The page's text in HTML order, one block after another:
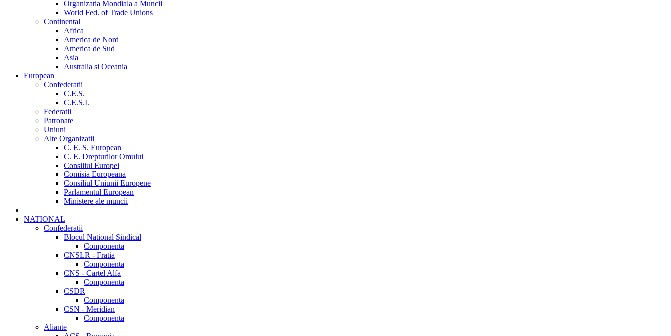
Organizatia Mondiala a Muncii
World Fed. of Trade Unions
Continental
Africa
America de Nord
America de Sud
Asia
Australia si Oceania
European
Confederatii
C.E.S.
C.E.S.I.
Federatii
Patronate
Uniuni
Alte Organizatii
C. E. S. European
C. E. Drepturilor Omului
Consiliul Europei
Comisia Europeana
Consiliul Uniunii Europene
Parlamentul European
Ministere ale muncii
NATIONAL
Confederatii
Blocul National Sindical
Componenta
CNSLR - Fratia
Componenta
CNS - Cartel Alfa
Componenta
CSDR
Componenta
CSN - Meridian
Componenta
Aliante